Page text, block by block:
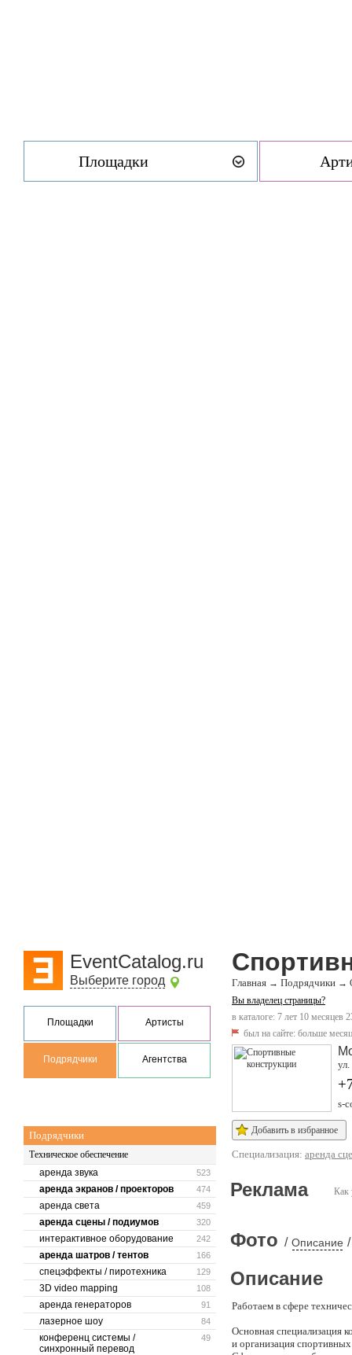
Площадки
EventCatalog.ru
Выберите город
Площадки Артисты
Подрядчики Агентства
Подрядчики
Техническое обеспечение
523
аренда звука
474
аренда экранов / проекторов
459
аренда света
320
аренда сцены / подиумов
242
интерактивное оборудование
166
аренда шатров / тентов
129
спецэффекты / пиротехника
108
3D video mapping
91
аренда генераторов
84
лазерное шоу
49
конференц системы /
синхронный перевод
Главная → Подрядчики →
Вы владелец страницы?
в каталоге: 7 лет 10 месяцев
был на сайте: больше
s-
Добавить в избранное
Специализация: аренда
Как
Реклама
Фото / Описание /
Описание
Работаем в сфере
Основная специализация
и организация